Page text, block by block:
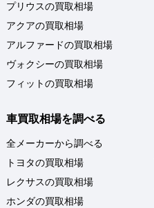
プリウスの買取相場
アクアの買取相場
アルファードの買取相場
ヴォクシーの買取相場
フィットの買取相場
車買取相場を調べる
全メーカーから調べる
トヨタの買取相場
レクサスの買取相場
ホンダの買取相場